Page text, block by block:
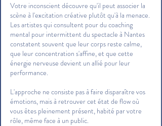
Votre inconscient découvre qu'il peut associer la
scène à l'excitation créative plutôt qu'à la menace.
Les artistes qui consultent pour du coaching
mental pour intermittent du spectacle à Nantes
constatent souvent que leur corps reste calme,
que leur concentration s'affine, et que cette
énergie nerveuse devient un allié pour leur
performance.
L'approche ne consiste pas à faire disparaître vos
émotions, mais à retrouver cet état de flow où
vous êtes pleinement présent, habité par votre
rôle, même face à un public.